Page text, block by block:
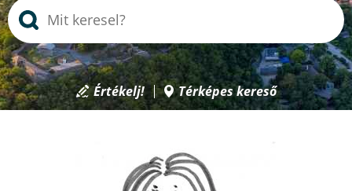
Értékelj! Térképes kereső